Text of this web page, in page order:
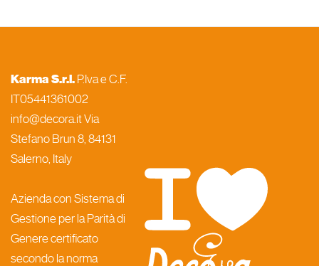
Karma S.r.l. P.Iva e C.F.
IT05441361002
info@decora.it Via
Stefano Brun 8, 84131
Salerno, Italy
Azienda con Sistema di
Gestione per la Parità di
Genere certificato
secondo la norma